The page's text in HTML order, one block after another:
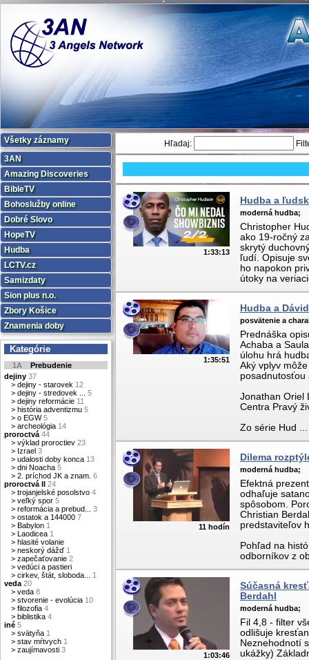
Všetky záznamy
3AN
Amazing Discoveries
BibleTV
Bohoslužby online
Dobré Slovo
HopeTV
Hudba
LCTV.cz
Samizdaty
Sion plus n.o.
Zbory Košice
Znamenia doby
Kategórie
1A Prebudenie
dejiny 37
> dejiny - starovek 12
> dejiny - stredovek ...
5
> dejiny reformácie 11
> história adventizmu 5
> o EGW 5
> archeológia 14
proroctvá 44
> výklad proroctiev 23
> Izrael 3
> udalosti doby konca 13
> dni Noacha 5
> 2. príchod JK a znam. 6
proroctvá II 24
> trojanjelské posolstvo 4
> veľký spor 5
> reformácia a prebud...
3
> ostatok a 144000 7
> Babylon 1
> Laodicea 1
> hlasité volanie
> neskorý dážď 1
> zapečaťovanie 2
> vedúci a pastieri
> cirkev, štát, sloboda...
1
veda 20
> veda 8
> stvorenie - evolúcia 10
> filozofia 4
> biblistika 4
iné 5
> svätyňa 1
> stav mŕtvych 1
> zaujímavosti 3
Hľadaj:
1:33:13
Hudba a
moderná hudba;
Christopher
ako 19-ročný
skrytý
ľudí. Opisuje
ho napokon
útoky na
1:35:51
Hudba a
posvätenie a
Prednáška
Achaba a
úlohu hrá
Aký vplyv
posadnutosťou
Jonathan Oriel
Centra Pravý
Zo série Hud ...
11 hodín
Dilema
moderná hudba;
Efektná
odhaľuje
spôsobom.
Christian
predstaviteľov
Pohľad na
odborníkov z
1:03:46
Súčasná
Berdahl
moderná hudba;
Fil 4,8 - filter
odlišuje
Neznehodnotí
ukážky)